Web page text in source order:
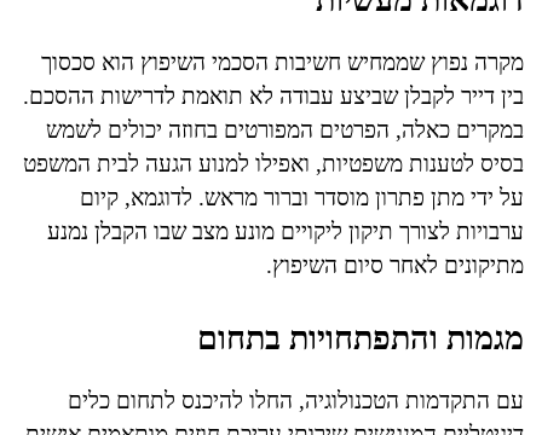
מקרה נפוץ שממחיש חשיבות הסכמי השיפוץ הוא סכסוך
בין דייר לקבלן שביצע עבודה לא תואמת לדרישות ההסכם.
במקרים כאלה, הפרטים המפורטים בחוזה יכולים לשמש
בסיס לטענות משפטיות, ואפילו למנוע הגעה לבית המשפט
על ידי מתן פתרון מוסדר וברור מראש. לדוגמא, קיום
ערבויות לצורך תיקון ליקויים מונע מצב שבו הקבלן נמנע
מתיקונים לאחר סיום השיפוץ.
מגמות והתפתחויות בתחום
עם התקדמות הטכנולוגיה, החלו להיכנס לתחום כלים